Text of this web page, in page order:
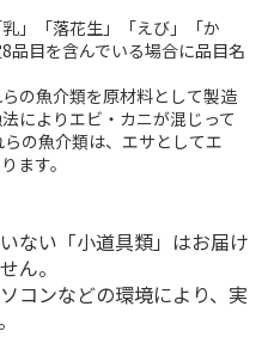
」「落花生」「えび」「か
品目を含んでいる場合に品目名
の魚介類を原材料として製造
によりエビ・カニが混じって
の魚介類は、エサとしてエ
ます。
ない「小道具類」はお届け
ん。
コンなどの環境により、実